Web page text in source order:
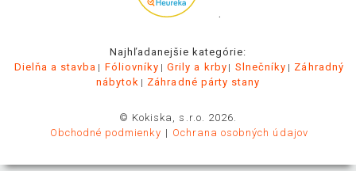
.
Najhľadanejšie kategórie:
Dielňa a stavba
Fóliovníky Grily a krby Slnečníky
Záhradný
nábytok
Záhradné párty stany
© Kokiska, s.r.o. 2026.
Obchodné podmienky
Ochrana osobných údajov